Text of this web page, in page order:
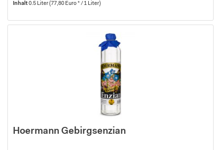
Inhalt0.5 Liter(77,80 Euro * / 1 Liter)
Hoermann Gebirgsenzian